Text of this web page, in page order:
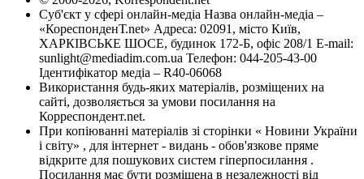
Суб'єкт у сфері онлайн-медіа Назва онлайн-медіа –
«КореспонденТ.net» Адреса: 02091, місто Київ,
ХАРКІВСЬКЕ ШОСЕ, будинок 172-Б, офіс 208/1 E-mail:
sunlight@mediadim.com.ua Телефон: 044-205-43-00
Ідентифікатор медіа – R40-06068
Використання будь-яких матеріалів, розміщених на
сайті, дозволяється за умови посилання на
Корреспондент.net.
При копіюванні матеріалів зі сторінки « Новини України
і світу» , для інтернет - видань - обов'язкове пряме
відкрите для пошукових систем гіперпосилання .
Посилання має бути розміщена в незалежності від